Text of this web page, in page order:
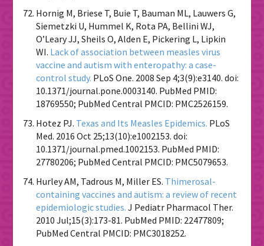
Hornig M, Briese T, Buie T, Bauman ML, Lauwers G,
Siemetzki U, Hummel K, Rota PA, Bellini WJ,
O’Leary JJ, Sheils O, Alden E, Pickering L, Lipkin
WI. Lack of association between measles virus
vaccine and autism with enteropathy: a case-
control study. PLoS One. 2008 Sep 4;3(9):e3140. doi:
10.1371/journal.pone.0003140. PubMed PMID:
18769550; PubMed Central PMCID: PMC2526159.
Hotez PJ. Texas and Its Measles Epidemics. PLoS
Med. 2016 Oct 25;13(10):e1002153. doi:
10.1371/journal.pmed.1002153. PubMed PMID:
27780206; PubMed Central PMCID: PMC5079653.
Hurley AM, Tadrous M, Miller ES. Thimerosal-
containing vaccines and autism: a review of recent
epidemiologic studies. J Pediatr Pharmacol Ther.
2010 Jul;15(3):173-81. PubMed PMID: 22477809;
PubMed Central PMCID: PMC3018252.